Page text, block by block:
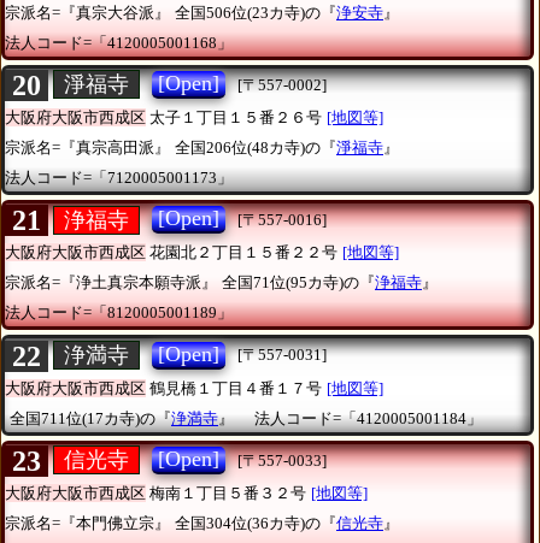
宗派名=『真宗大谷派』
全国506位(23カ寺)の『浄安寺 』
法人コード=「4120005001168」
20 淨福寺 [Open]
[〒557-0002]
大阪府大阪市西成区 太子１丁目１５番２６号 [地図等]
宗派名=『真宗高田派』
全国206位(48カ寺)の『淨福寺 』
法人コード=「7120005001173」
21 浄福寺 [Open]
[〒557-0016]
大阪府大阪市西成区 花園北２丁目１５番２２号 [地図等]
宗派名=『浄土真宗本願寺派』
全国71位(95カ寺)の『浄福寺』
法人コード=「8120005001189」
22 浄満寺 [Open]
[〒557-0031]
大阪府大阪市西成区 鶴見橋１丁目４番１７号 [地図等]
全国711位(17カ寺)の『浄満寺』 法人コード=「4120005001184」
23 信光寺 [Open]
[〒557-0033]
大阪府大阪市西成区 梅南１丁目５番３２号 [地図等]
宗派名=『本門佛立宗』
全国304位(36カ寺)の『信光寺 』